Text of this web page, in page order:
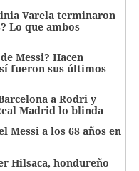
Varela terminaron
Lo que ambos
Messi? Hacen
fueron sus últimos
a Rodri y
Madrid lo blinda
Messi a los 68 años en
Hilsaca, hondureño